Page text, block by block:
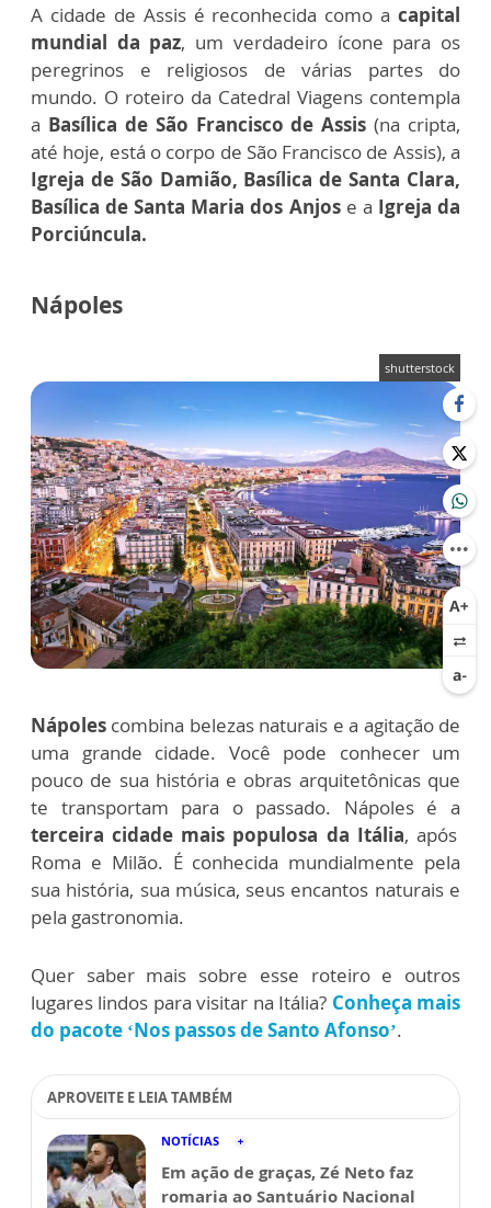
A cidade de Assis é reconhecida como a capital
mundial da paz, um verdadeiro ícone para os
peregrinos e religiosos de várias partes do
mundo. O roteiro da Catedral Viagens contempla
a Basílica de São Francisco de Assis (na cripta,
até hoje, está o corpo de São Francisco de Assis), a
Igreja de São Damião, Basílica de Santa Clara,
Basílica de Santa Maria dos Anjose a Igreja da
Porciúncula.
Nápoles
shutterstock
Nápoles combina belezas naturais e a agitação de
uma grande cidade. Você pode conhecer um
pouco de sua história e obras arquitetônicas que
te transportam para o passado. Nápoles é a
terceira cidade mais populosa da Itália, após
Roma e Milão. É conhecida mundialmente pela
sua história, sua música, seus encantos naturais e
pela gastronomia.
Quer saber mais sobre esse roteiro e outros
lugares lindos para visitar na Itália? Conheça mais
do pacote ‘Nos passos de Santo Afonso’.
APROVEITE E LEIA TAMBÉM
NOTÍCIAS
Em ação de graças, Zé Neto faz
romaria ao Santuário Nacional